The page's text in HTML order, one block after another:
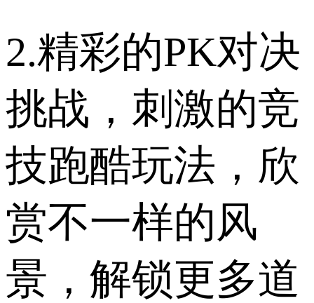
2.精彩的PK对决
挑战，刺激的竞
技跑酷玩法，欣
赏不一样的风
景，解锁更多道